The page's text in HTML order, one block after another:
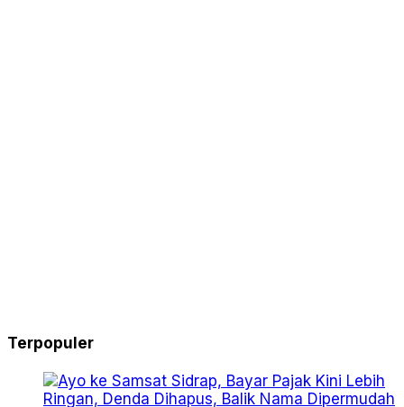
Terpopuler